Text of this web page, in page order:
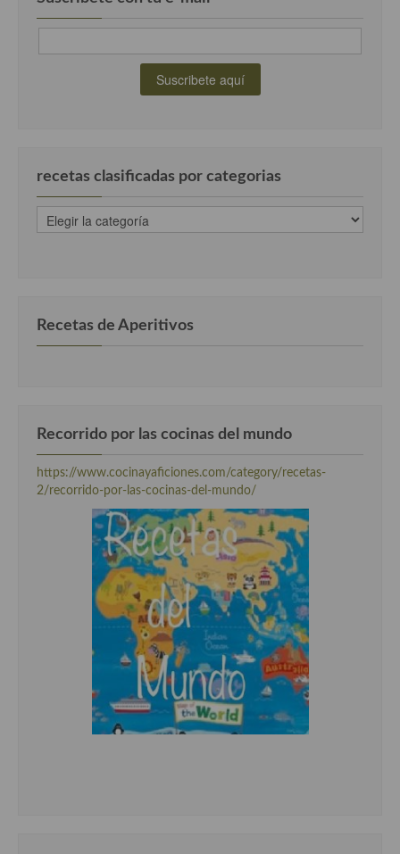
recetas clasificadas por categorias
recetas
clasificadas
Recetas de Aperitivos
Recorrido por las cocinas del mundo
https://www.cocinayaficiones.com/category/recetas-
2/recorrido-por-las-cocinas-del-mundo/